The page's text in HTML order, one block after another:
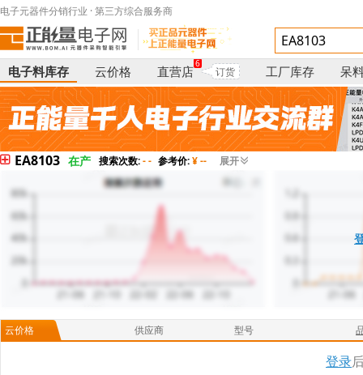
电子元器件分销行业 · 第三方综合服务商
电子料库存 云价格 直营店
6
订货 工厂库存 呆
EA8103 在产 搜索次数:- - 参考价:¥ -- 展开
云价格 供应商 型号
登录